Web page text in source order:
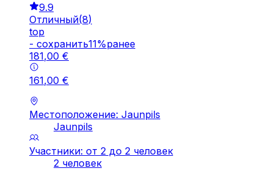
9.9
Отличный(8)
top
- cохранить11%ранее
181,00 €
161,00 €
Местоположение: Jaunpils
Jaunpils
Участники: от 2 до 2 человек
2 человек